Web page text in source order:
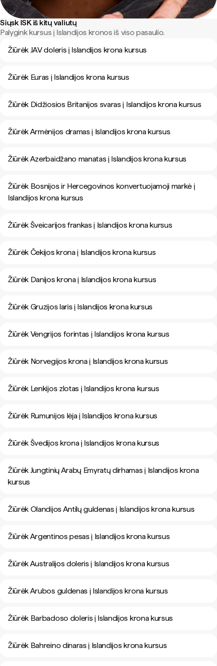
Siųsk ISK iš kitų valiutų
Palygink kursus į Islandijos kronos iš viso pasaulio.
Žiūrėk JAV doleris į Islandijos krona kursus
Žiūrėk Euras į Islandijos krona kursus
Žiūrėk Didžiosios Britanijos svaras į Islandijos krona kursus
Žiūrėk Armėnijos dramas į Islandijos krona kursus
Žiūrėk Azerbaidžano manatas į Islandijos krona kursus
Žiūrėk Bosnijos ir Hercegovinos konvertuojamoji markė į
Islandijos krona kursus
Žiūrėk Šveicarijos frankas į Islandijos krona kursus
Žiūrėk Čekijos krona į Islandijos krona kursus
Žiūrėk Danijos krona į Islandijos krona kursus
Žiūrėk Gruzijos laris į Islandijos krona kursus
Žiūrėk Vengrijos forintas į Islandijos krona kursus
Žiūrėk Norvegijos krona į Islandijos krona kursus
Žiūrėk Lenkijos zlotas į Islandijos krona kursus
Žiūrėk Rumunijos lėja į Islandijos krona kursus
Žiūrėk Švedijos krona į Islandijos krona kursus
Žiūrėk Jungtinių Arabų Emyratų dirhamas į Islandijos krona
kursus
Žiūrėk Olandijos Antilų guldenas į Islandijos krona kursus
Žiūrėk Argentinos pesas į Islandijos krona kursus
Žiūrėk Australijos doleris į Islandijos krona kursus
Žiūrėk Arubos guldenas į Islandijos krona kursus
Žiūrėk Barbadoso doleris į Islandijos krona kursus
Žiūrėk Bahreino dinaras į Islandijos krona kursus